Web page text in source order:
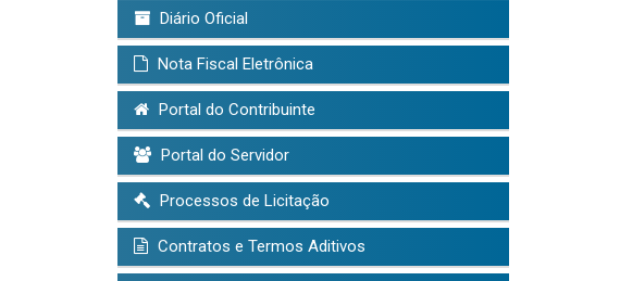
Diário Oficial
Nota Fiscal Eletrônica
Portal do Contribuinte
Portal do Servidor
Processos de Licitação
Contratos e Termos Aditivos